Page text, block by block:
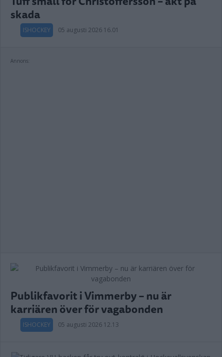
skada
ISHOCKEY 05 augusti 2026 16.01
Annons:
Publikfavorit i Vimmerby – nu är
karriären över för vagabonden
ISHOCKEY 05 augusti 2026 12.13